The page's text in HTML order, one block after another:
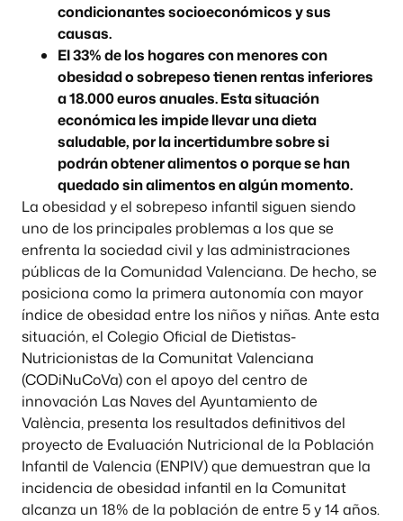
condicionantes socioeconómicos y sus
causas.
El 33% de los hogares con menores con
obesidad o sobrepeso tienen rentas inferiores
a 18.000 euros anuales. Esta situación
económica les impide llevar una dieta
saludable, por la incertidumbre sobre si
podrán obtener alimentos o porque se han
quedado sin alimentos en algún momento.
La obesidad y el sobrepeso infantil siguen siendo
uno de los principales problemas a los que se
enfrenta la sociedad civil y las administraciones
públicas de la Comunidad Valenciana. De hecho, se
posiciona como la primera autonomía con mayor
índice de obesidad entre los niños y niñas. Ante esta
situación, el Colegio Oficial de Dietistas-
Nutricionistas de la Comunitat Valenciana
(CODiNuCoVa) con el apoyo del centro de
innovación Las Naves del Ayuntamiento de
València, presenta los resultados definitivos del
proyecto de Evaluación Nutricional de la Población
Infantil de Valencia (ENPIV) que demuestran que la
incidencia de obesidad infantil en la Comunitat
alcanza un 18% de la población de entre 5 y 14 años.